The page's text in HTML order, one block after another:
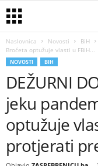
Naslovnica Novosti BiH
Broćeta optužuje vlasti u FBiH...
NOVOSTI BIH
DEŽURNI
jeku
optužuje
protjerati